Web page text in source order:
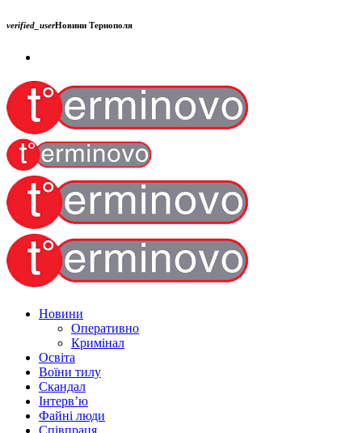
verified_userНовини Тернополя
Новини
Оперативно
Кримінал
Освіта
Воїни тилу
Скандал
Інтерв’ю
Файні люди
Співпраця